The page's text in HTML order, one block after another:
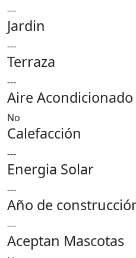
---
Jardin
---
Terraza
---
Aire Acondicionado
No
Calefacción
---
Energia Solar
---
Año de
---
Aceptan Mascotas